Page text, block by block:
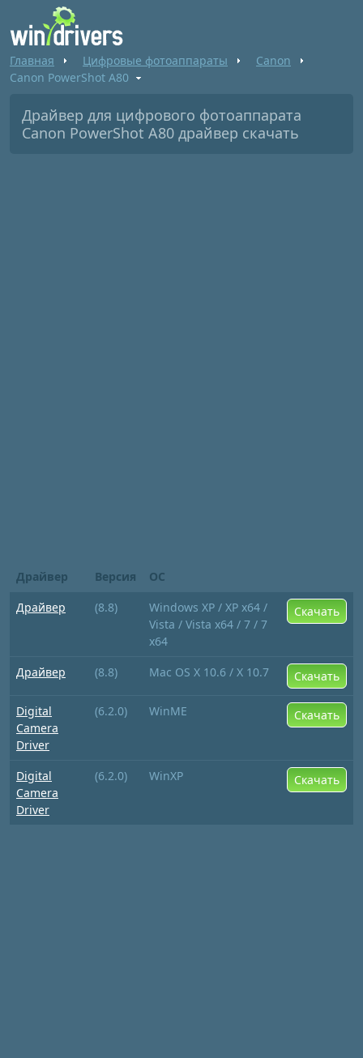
Главная Цифровые фотоаппараты
Canon
Canon PowerShot A80
Драйвер для цифрового фотоаппарата
Canon PowerShot A80 драйвер скачать
Драйвер Версия
ОС
Драйвер
(8.8)
Windows XP / XP x64 /
Vista / Vista x64 / 7 / 7
x64
Скачать
Драйвер (8.8) Mac OS X 10.6 / X 10.7 Скачать
Digital
Camera
Driver
(6.2.0) WinME Скачать
Digital
Camera
Driver
(6.2.0) WinXP Скачать